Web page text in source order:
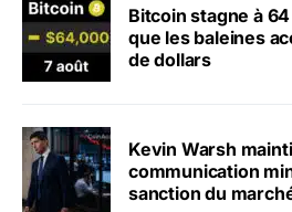
Bitcoin stagne à
que les baleines
de dollars
Kevin Warsh
communication
sanction du